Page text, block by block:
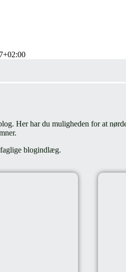
Her har du muligheden for at
blogindlæg.